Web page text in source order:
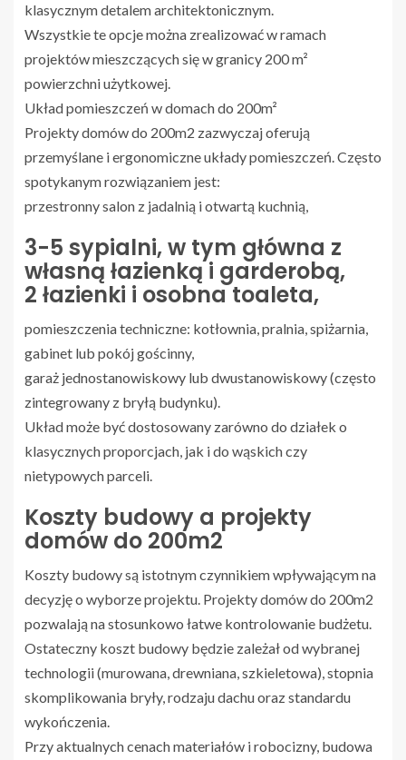
klasycznym detalem architektonicznym.
Wszystkie te opcje można zrealizować w ramach
projektów mieszczących się w granicy 200 m²
powierzchni użytkowej.
Układ pomieszczeń w domach do 200m²
Projekty domów do 200m2 zazwyczaj oferują
przemyślane i ergonomiczne układy pomieszczeń. Często
spotykanym rozwiązaniem jest:
przestronny salon z jadalnią i otwartą kuchnią,
3-5 sypialni, w tym główna z
własną łazienką i garderobą,
2 łazienki i osobna toaleta,
pomieszczenia techniczne: kotłownia, pralnia, spiżarnia,
gabinet lub pokój gościnny,
garaż jednostanowiskowy lub dwustanowiskowy (często
zintegrowany z bryłą budynku).
Układ może być dostosowany zarówno do działek o
klasycznych proporcjach, jak i do wąskich czy
nietypowych parceli.
Koszty budowy a projekty
domów do 200m2
Koszty budowy są istotnym czynnikiem wpływającym na
decyzję o wyborze projektu. Projekty domów do 200m2
pozwalają na stosunkowo łatwe kontrolowanie budżetu.
Ostateczny koszt budowy będzie zależał od wybranej
technologii (murowana, drewniana, szkieletowa), stopnia
skomplikowania bryły, rodzaju dachu oraz standardu
wykończenia.
Przy aktualnych cenach materiałów i robocizny, budowa